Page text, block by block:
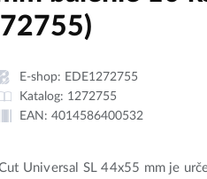
E-shop: EDE1272755
Katalog: 1272755
EAN: 4014586400532
Universal SL 44x55 mm je